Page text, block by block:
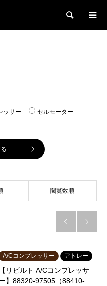
検索
ッサー セルモーター
閲覧数順
 
A/Cコンプレッサー アトレー
【リビルト A/Cコンプレッサ
】88320-97505（88410-